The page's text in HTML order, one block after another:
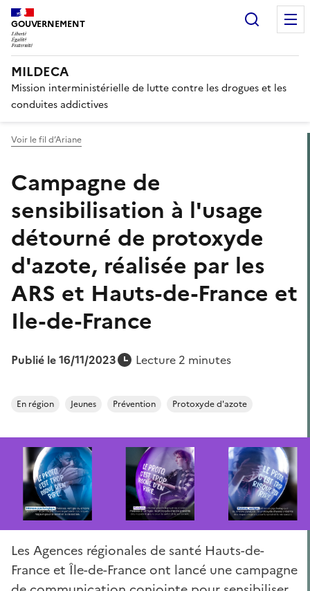
Panneau de gestion des
GOUVERNEMENT
MILDECA
Mission interministérielle de lutte contre les drogues et les
conduites addictives
Voir le fil d’Ariane
Campagne de
sensibilisation à l'usage
détourné de protoxyde
d'azote, réalisée par les
ARS et Hauts-de-France et
Ile-de-France
Publié le 16/11/2023 Lecture 2 minutes
En région Jeunes Prévention Protoxyde d'azote
Les Agences régionales de santé Hauts-de-
France et Île-de-France ont lancé une campagne